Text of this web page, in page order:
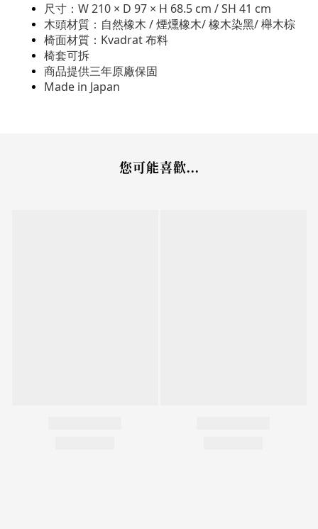
尺寸：W 210 × D 97 × H 68.5 cm / SH 41 cm
木頭材質：自然橡木 / 煙燻橡木/ 橡木染黑/ 櫸木棕
椅面材質：Kvadrat 布料
椅套可拆
商品提供三年原廠保固
Made in Japan
您可能喜歡...